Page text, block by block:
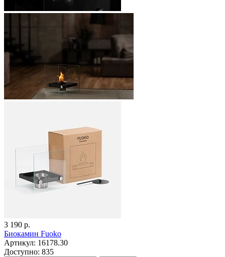
3 190 р.
Биокамин Fuoko
Артикул: 16178.30
Доступно: 835